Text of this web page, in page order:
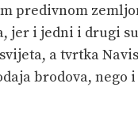
predivnom
jer i jedni i drugi
a tvrtka
brodova, nego